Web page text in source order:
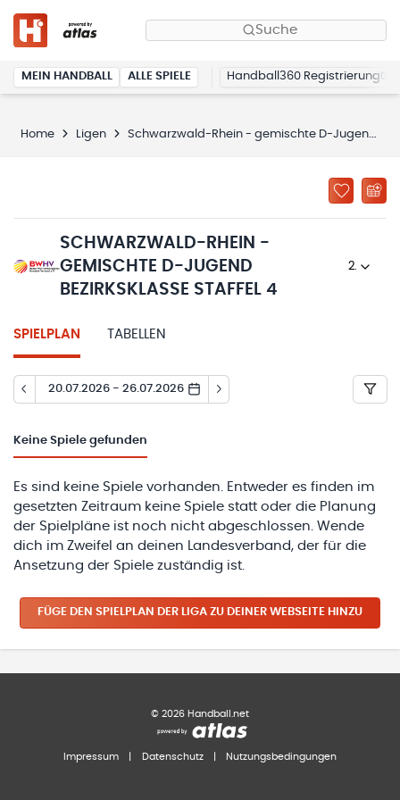
Suche
MEIN HANDBALL ALLE SPIELE Handball360 Registrierung
Home Ligen Schwarzwald-Rhein - gemischte D-Jugend Bezirksklasse Staffel 4
SCHWARZWALD-RHEIN -
GEMISCHTE D-JUGEND
BEZIRKSKLASSE STAFFEL 4
2026/27
SPIELPLAN TABELLEN
20.07.2026 - 26.07.2026
Keine Spiele gefunden
Es sind keine Spiele vorhanden. Entweder es finden im
gesetzten Zeitraum keine Spiele statt oder die Planung
der Spielpläne ist noch nicht abgeschlossen. Wende
dich im Zweifel an deinen Landesverband, der für die
Ansetzung der Spiele zuständig ist.
FÜGE DEN SPIELPLAN DER LIGA ZU DEINER WEBSEITE HINZU
© 2026 Handball.net
Impressum Datenschutz Nutzungsbedingungen